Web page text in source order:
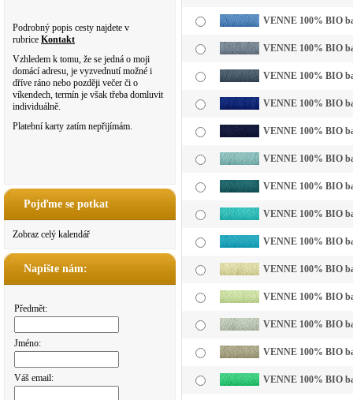
Podrobný popis cesty najdete v
rubrice Kontakt
Vzhledem k tomu, že se jedná o moji
domácí adresu, je vyzvednutí možné i
dříve ráno nebo později večer či o
víkendech, termín je však třeba domluvit
individuálně.
Platební karty zatím nepřijímám.
Pojďme se potkat
Zobraz celý kalendář
Napište nám:
Předmět:
Jméno:
Váš email:
VENNE 100% BIO
VENNE 100% BIO
VENNE 100% BIO
VENNE 100% BIO
VENNE 100% BIO
VENNE 100% BIO
VENNE 100% BIO
VENNE 100% BIO
VENNE 100% BIO
VENNE 100% BIO
VENNE 100% BIO
VENNE 100% BIO
VENNE 100% BIO
VENNE 100% BIO